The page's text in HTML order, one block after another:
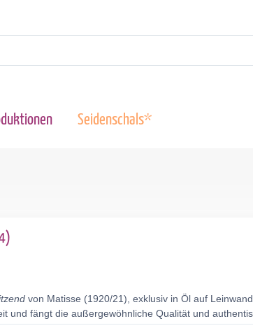
Seidenschals*
von Matisse (1920/21), exklusiv in Öl auf
fängt die außergewöhnliche Qualität und